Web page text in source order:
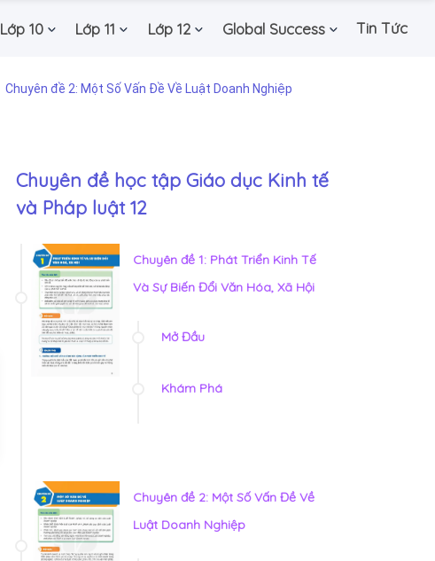
Lớp 10 Lớp 11 Lớp 12 Global Success Tin Tức
Chuyên đề 2: Một Số Vấn Đề Về Luật Doanh Nghiệp
Chuyên đề học tập Giáo dục Kinh tế
và Pháp luật 12
Chuyên đề 1: Phát Triển Kinh Tế
Và Sự Biến Đổi Văn Hóa, Xã Hội
Mở Đầu
Khám Phá
Chuyên đề 2: Một Số Vấn Đề Về
Luật Doanh Nghiệp